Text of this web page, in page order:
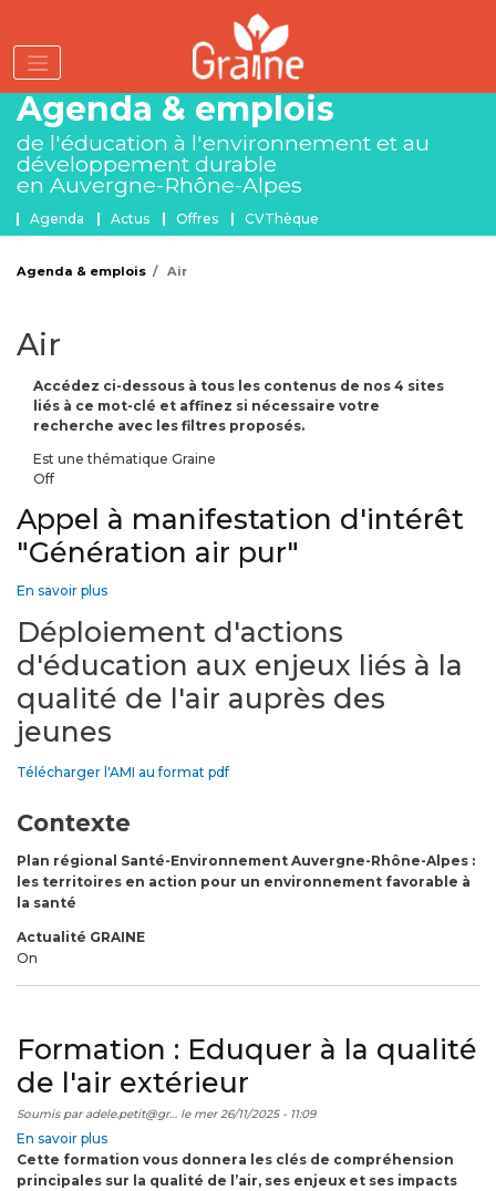
Aller
au
contenu
principal
Agenda & emplois
de l'éducation à l'environnement et au
développement durable
en Auvergne-Rhône-Alpes
Menu Agenda et emplois
Agenda Actus Offres CVThèque
Agenda & emplois Air
Air
Accédez ci-dessous à tous les contenus de nos 4 sites
liés à ce mot-clé et affinez si nécessaire votre
recherche avec les filtres proposés.
Est une thématique Graine
Off
Appel à manifestation d'intérêt
"Génération air pur"
En savoir plus
à
manifestation
d'intérêt
"Génération
pur"
Déploiement d'actions
d'éducation aux enjeux liés à la
qualité de l'air auprès des
jeunes
Télécharger l'AMI au format pdf
Contexte
Plan régional Santé-Environnement Auvergne-Rhône-Alpes :
les territoires en action pour un environnement favorable à
la santé
Actualité GRAINE
On
Formation : Eduquer à la qualité
de l'air extérieur
Soumis par adele.petit@gr… le mer 26/11/2025 - 11:09
En savoir plus
Formation
:
Cette formation vous donnera les clés de compréhension
principales sur la qualité de l’air, ses enjeux et ses impacts